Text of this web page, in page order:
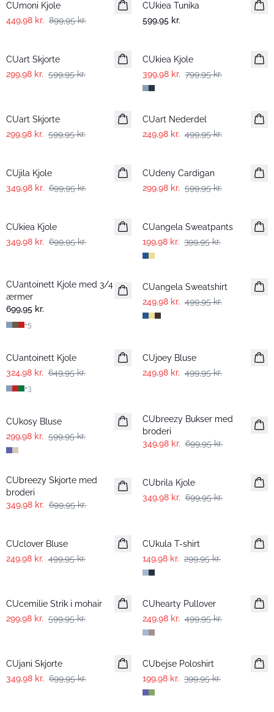
CUmoni Kjole
449,98 kr. 899,95 kr.
CUkiea Tunika
599,95 kr.
CUart Skjorte
299,98 kr. 599,95 kr.
CUkiea Kjole
399,98 kr. 799,95 kr.
CUart Skjorte
299,98 kr. 599,95 kr.
-50%
CUart Nederdel
249,98 kr. 499,95 kr.
CUjila Kjole
349,98 kr. 699,95 kr.
CUdeny Cardigan
299,98 kr. 599,95 kr.
CUkiea Kjole
349,98 kr. 699,95 kr.
CUangela Sweatpants
199,98 kr. 399,95 kr.
CUantoinett Kjole med 3/4
ærmer
699,95 kr.
+5
-50%
CUangela Sweatshirt
249,98 kr. 499,95 kr.
CUantoinett Kjole
324,98 kr. 649,95 kr.
+3
CUjoey Bluse
249,98 kr. 499,95 kr.
CUkosy Bluse
299,98 kr. 599,95 kr.
CUbreezy Bukser med
broderi
349,98 kr. 699,95 kr.
CUbreezy Skjorte med
broderi
349,98 kr. 699,95 kr.
CUbrila Kjole
349,98 kr. 699,95 kr.
CUclover Bluse
249,98 kr. 499,95 kr.
CUkula T-shirt
149,98 kr. 299,95 kr.
CUcemilie Strik i mohair
299,98 kr. 599,95 kr.
-50%
CUhearty Pullover
249,98 kr. 499,95 kr.
CUjani Skjorte
349,98 kr. 699,95 kr.
-50%
CUbejse Poloshirt
199,98 kr. 399,95 kr.
-50%